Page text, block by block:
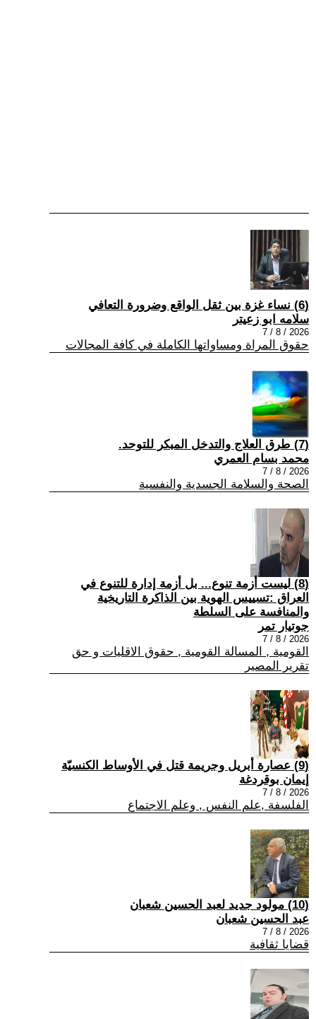
(6) نساء غزة بين ثقل الواقع وضرورة التعافي
سلامه ابو زعيتر
2026 / 8 / 7
حقوق المراة ومساواتها الكاملة في كافة المجالات
(7) طرق العلاج والتدخل المبكر للتوحد.
محمد بسام العمري
2026 / 8 / 7
الصحة والسلامة الجسدية والنفسية
(8) ليست أزمة تنوع... بل أزمة إدارة للتنوع في
العراق :تسييس الهوية بين الذاكرة التاريخية
والمنافسة على السلطة
جوتيار تمر
2026 / 8 / 7
القومية , المسالة القومية , حقوق الاقليات و حق
تقرير المصير
(9) عصارة أبريل وجريمة قتل في الأوساط الكنسيّة
إيمان بوقردغة
2026 / 8 / 7
الفلسفة ,علم النفس , وعلم الاجتماع
(10) مولود جديد لعبد الحسين شعبان
عبد الحسين شعبان
2026 / 8 / 7
قضايا ثقافية